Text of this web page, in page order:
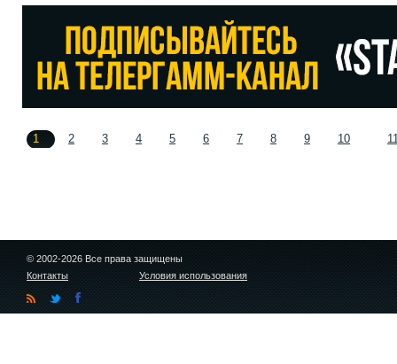
1 2 3 4 5 6 7 8 9 10
© 2002-2026 Все права защищены
Контакты
Условия использования